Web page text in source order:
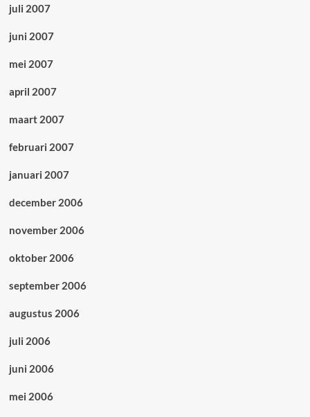
juli 2007
juni 2007
mei 2007
april 2007
maart 2007
februari 2007
januari 2007
december 2006
november 2006
oktober 2006
september 2006
augustus 2006
juli 2006
juni 2006
mei 2006